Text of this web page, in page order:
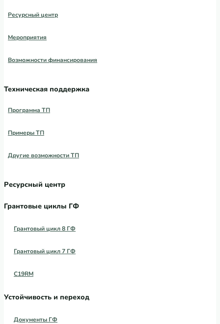
Ресурсный центр
Мероприятия
Возможности финансирования
Техническая поддержка
Программа ТП
Примеры ТП
Другие возможности ТП
Ресурсный центр
Грантовые циклы ГФ
Грантовый цикл 8 ГФ
Грантовый цикл 7 ГФ
C19RM
Устойчивость и переход
Документы ГФ